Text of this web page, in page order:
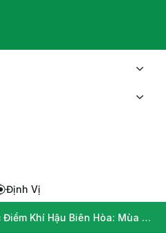
Định Vị
Khí Hậu Biên Hòa: Mùa Khô Nóng Hay Mùa Mưa Oi Ả?